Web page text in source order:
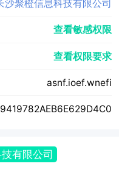
沙聚橙信息科技有限公司
查看敏感权限
查看权限要求
asnf.ioef.wnefi
有限公司